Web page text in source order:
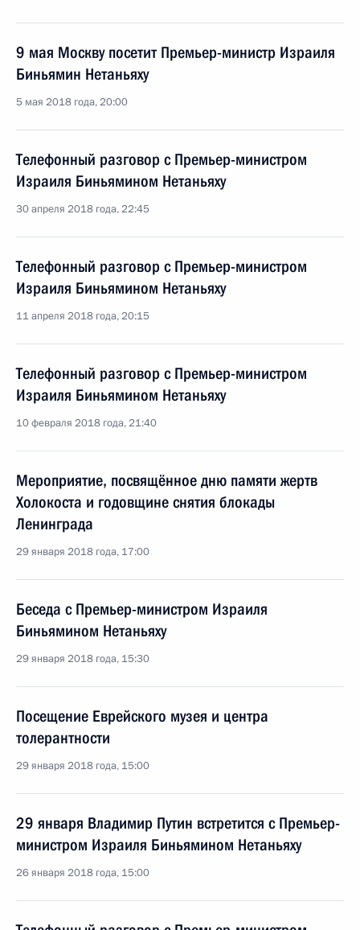
9 мая Москву посетит Премьер-министр Израиля
Биньямин Нетаньяху
5 мая 2018 года, 20:00
Телефонный разговор с Премьер-министром
Израиля Биньямином Нетаньяху
30 апреля 2018 года, 22:45
Телефонный разговор с Премьер-министром
Израиля Биньямином Нетаньяху
11 апреля 2018 года, 20:15
Телефонный разговор с Премьер-министром
Израиля Биньямином Нетаньяху
10 февраля 2018 года, 21:40
Мероприятие, посвящённое дню памяти жертв
Холокоста и годовщине снятия блокады
Ленинграда
29 января 2018 года, 17:00
Беседа с Премьер-министром Израиля
Биньямином Нетаньяху
29 января 2018 года, 15:30
Посещение Еврейского музея и центра
толерантности
29 января 2018 года, 15:00
29 января Владимир Путин встретится с Премьер-
министром Израиля Биньямином Нетаньяху
26 января 2018 года, 15:00